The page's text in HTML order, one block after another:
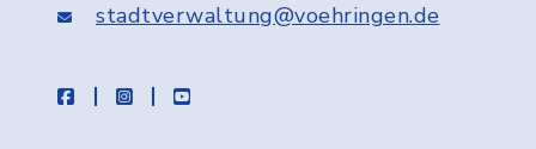
stadtverwaltung@voehringen.de
facebookinstagramyoutube